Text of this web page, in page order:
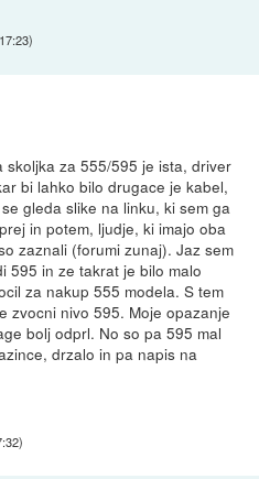
)
skoljka za 555/595 je ista, driver
bi lahko bilo drugace je kabel,
gleda slike na linku, ki sem ga
in potem, ljudje, ki imajo oba
zaznali (forumi zunaj). Jaz sem
595 in ze takrat je bilo malo
za nakup 555 modela. S tem
zvocni nivo 595. Moje opazanje
bolj odprl. No so pa 595 mal
drzalo in pa napis na
)